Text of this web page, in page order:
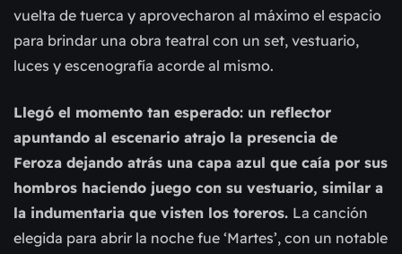
vuelta de tuerca y aprovecharon al máximo el espacio
para brindar una obra teatral con un set, vestuario,
luces y escenografía acorde al mismo.
Llegó el momento tan esperado: un reflector
apuntando al escenario atrajo la presencia de
Feroza dejando atrás una capa azul que caía por sus
hombros haciendo juego con su vestuario, similar a
la indumentaria que visten los toreros. La canción
elegida para abrir la noche fue ‘Martes’, con un notable